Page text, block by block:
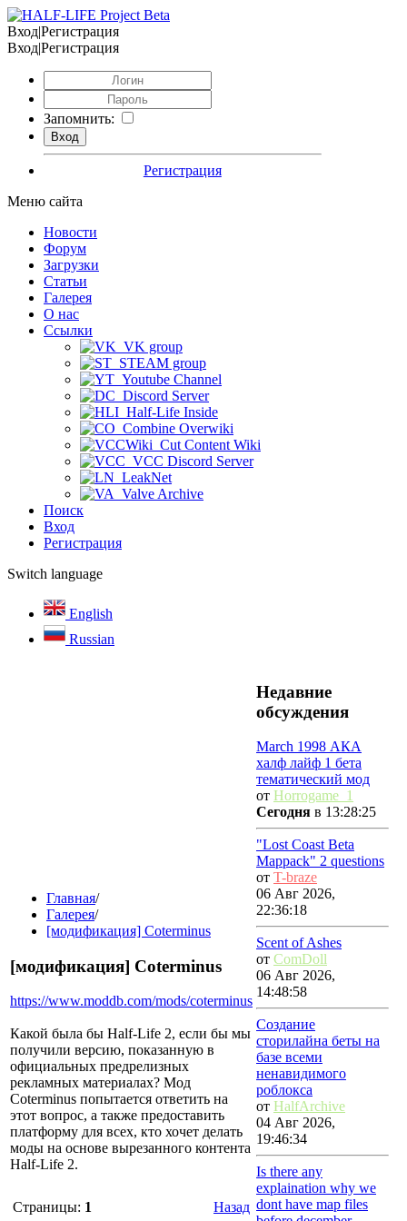
Вход|Регистрация
Вход|Регистрация
Запомнить:
Регистрация
Меню сайта
Новости
Форум
Загрузки
Статьи
Галерея
О нас
Ссылки
VK group
STEAM group
Youtube Channel
Discord Server
Half-Life Inside
Combine Overwiki
Cut Content Wiki
VCC Discord Server
LeakNet
Valve Archive
Поиск
Вход
Регистрация
Switch language
English
Russian
Главная/
Галерея/
[модификация] Coterminus
[модификация] Coterminus
https://www.moddb.com/mods/coterminus
Какой была бы Half-Life 2, если бы мы
получили версию, показанную в
официальных предрелизных
рекламных материалах? Мод
Coterminus попытается ответить на
этот вопрос, а также предоставить
платформу для всех, кто хочет делать
моды на основе вырезанного контента
Half-Life 2.
Страницы: 1
Назад
Недавние
обсуждения
March 1998 АКА
халф лайф 1 бета
тематический мод
от Horrogame_1
Сегодня в 13:28:25
"Lost Coast Beta
Mappack" 2 questions
от T-braze
06 Авг 2026,
22:36:18
Scent of Ashes
от ComDoll
06 Авг 2026,
14:48:58
Создание
сторилайна беты на
базе всеми
ненавидимого
роблокса
от HalfArchive
04 Авг 2026,
19:46:34
Is there any
explaination why we
dont have map files